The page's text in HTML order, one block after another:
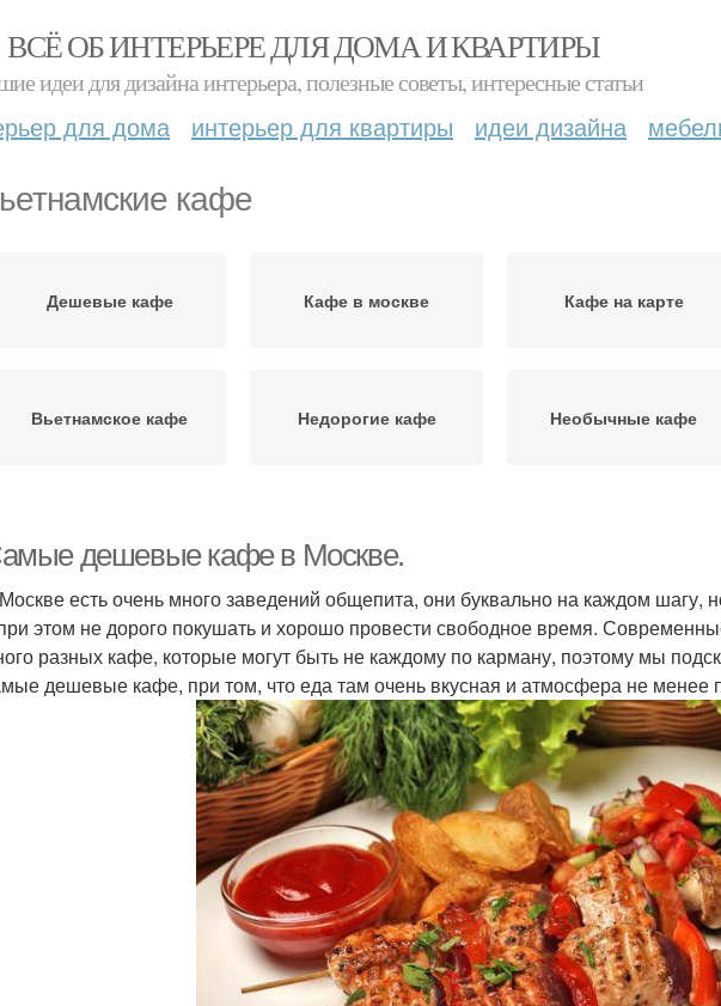
ВСЁ ОБ ИНТЕРЬЕРЕ ДЛЯ ДОМА И КВАРТИРЫ
идеи для дизайна интерьера, полезные советы, интересные статьи
для дома интерьер для квартиры идеи дизайна
кафе
Дешевые кафе Кафе в москве Кафе на карте
Вьетнамское кафе Недорогие кафе Необычные кафе
дешевые кафе в Москве.
есть очень много заведений общепита, они буквально на каждом шагу,
этом не дорого покушать и хорошо провести свободное время.
разных кафе, которые могут быть не каждому по карману, поэтому мы
дешевые кафе, при том, что еда там очень вкусная и атмосфера не менее